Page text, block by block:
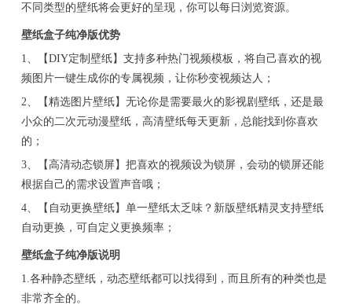
不同类型的壁纸将会更好的呈现，你可以每日浏览资源。
壁纸盒子纯净版优势
1、【DIY定制壁纸】支持多种热门视频模板，将自己喜欢的视
频图片一键生成你的专属视频，让你秒变视频达人；
2、【精选图片壁纸】无论你是需要最火的影视剧壁纸，还是最
小众的二次元动漫壁纸，高清壁纸每天更新，总能找到你喜欢
的；
3、【高清动态锁屏】把喜欢的视频设为锁屏，会动的锁屏还能
根据自己的需求设置声音哦；
4、【自动更换壁纸】单一壁纸太乏味？新版壁纸精灵支持壁纸
自动更换，可自定义更换频率；
壁纸盒子纯净版说明
1.各种静态壁纸，动态壁纸都可以找得到，而且所有的种类也是
非常齐全的。